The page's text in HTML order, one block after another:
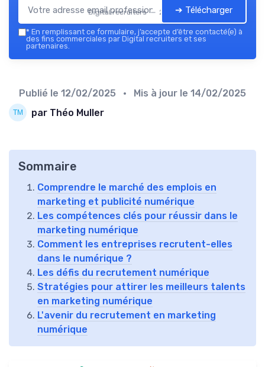
Digital recruiters — 2026➔ Télécharger
* En remplissant ce formulaire, j’accepte d’être contacté(e) à
des fins commerciales par Digital recruiters et ses
partenaires.
Publié le 12/02/2025 • Mis à jour le 14/02/2025
par Théo Muller
Sommaire
Comprendre le marché des emplois en
marketing et publicité numérique
Les compétences clés pour réussir dans le
marketing numérique
Comment les entreprises recrutent-elles
dans le numérique ?
Les défis du recrutement numérique
Stratégies pour attirer les meilleurs talents
en marketing numérique
L'avenir du recrutement en marketing
numérique